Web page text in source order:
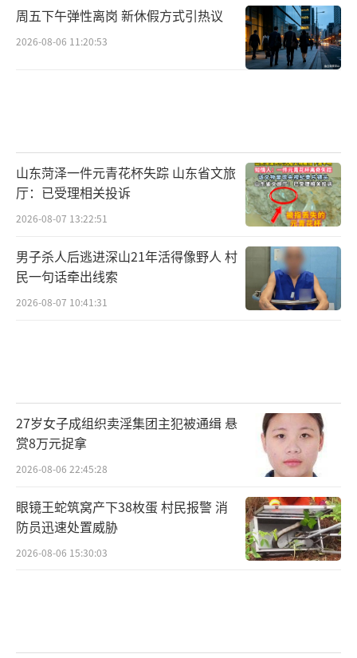
周五下午弹性离岗 新休假方式引热议
2026-08-06 11:20:53
山东菏泽一件元青花杯失踪 山东省文旅
厅：已受理相关投诉
2026-08-07 13:22:51
男子杀人后逃进深山21年活得像野人 村
民一句话牵出线索
2026-08-07 10:41:31
27岁女子成组织卖淫集团主犯被通缉 悬
赏8万元捉拿
2026-08-06 22:45:28
眼镜王蛇筑窝产下38枚蛋 村民报警 消
防员迅速处置威胁
2026-08-06 15:30:03